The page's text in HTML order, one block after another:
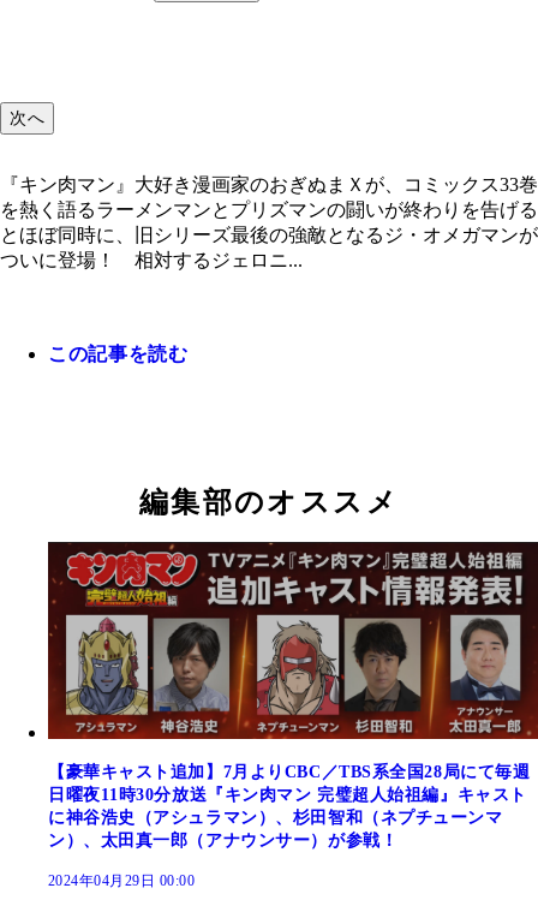
次へ
『キン肉マン』大好き漫画家のおぎぬまＸが、コミックス33巻
を熱く語るラーメンマンとプリズマンの闘いが終わりを告げる
とほぼ同時に、旧シリーズ最後の強敵となるジ・オメガマンが
ついに登場！ 相対するジェロニ...
この記事を読む
編集部のオススメ
【豪華キャスト追加】7月よりCBC／TBS系全国28局にて毎週
日曜夜11時30分放送『キン肉マン 完璧超人始祖編』キャスト
に神谷浩史（アシュラマン）、杉田智和（ネプチューンマ
ン）、太田真一郎（アナウンサー）が参戦！
2024年04月29日 00:00